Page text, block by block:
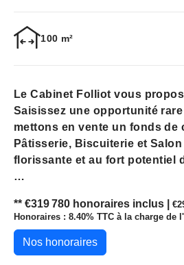
100 m²
Le Cabinet Folliot vous
Saisissez une opportunité
mettons en vente un fonds de
Pâtisserie, Biscuiterie et
florissante et au fort potentiel
Capacité d'accueil
en intérieur et 40 places en
cadre idéal pour la clientèle.
** €319 780 honoraires inclus
Honoraires : 8.40% TTC à la charge de
Nos honoraires